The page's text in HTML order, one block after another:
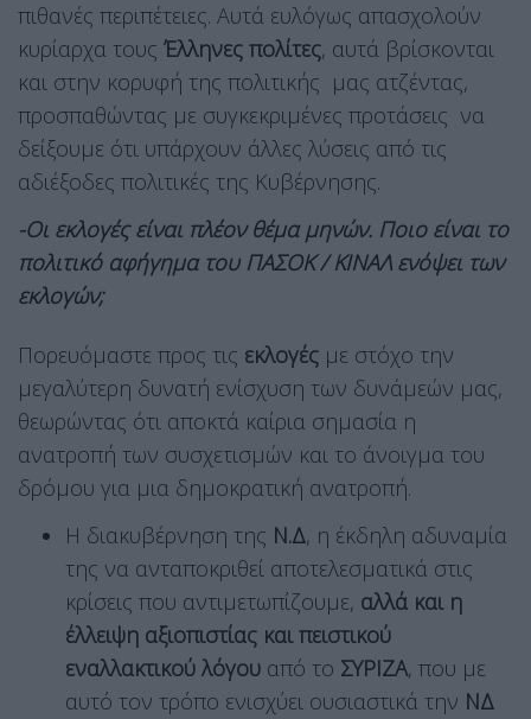
πιθανές περιπέτειες. Αυτά ευλόγως απασχολούν
κυρίαρχα τους Έλληνες πολίτες, αυτά βρίσκονται
και στην κορυφή της πολιτικής μας ατζέντας,
προσπαθώντας με συγκεκριμένες προτάσεις να
δείξουμε ότι υπάρχουν άλλες λύσεις από τις
αδιέξοδες πολιτικές της Κυβέρνησης.
-Οι εκλογές είναι πλέον θέμα μηνών. Ποιο είναι το
πολιτικό αφήγημα του ΠΑΣΟΚ / ΚΙΝΑΛ ενόψει των
εκλογών;
Πορευόμαστε προς τις εκλογές με στόχο την
μεγαλύτερη δυνατή ενίσχυση των δυνάμεών μας,
θεωρώντας ότι αποκτά καίρια σημασία η
ανατροπή των συσχετισμών και το άνοιγμα του
δρόμου για μια δημοκρατική ανατροπή.
Η διακυβέρνηση της Ν.Δ, η έκδηλη αδυναμία
της να ανταποκριθεί αποτελεσματικά στις
κρίσεις που αντιμετωπίζουμε, αλλά και η
έλλειψη αξιοπιστίας και πειστικού
εναλλακτικού λόγου από το ΣΥΡΙΖΑ, που με
αυτό τον τρόπο ενισχύει ουσιαστικά την ΝΔ